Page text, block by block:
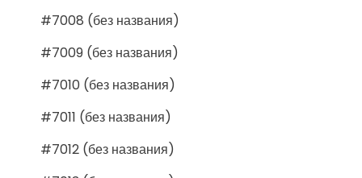
#7008 (без названия)
#7009 (без названия)
#7010 (без названия)
#7011 (без названия)
#7012 (без названия)